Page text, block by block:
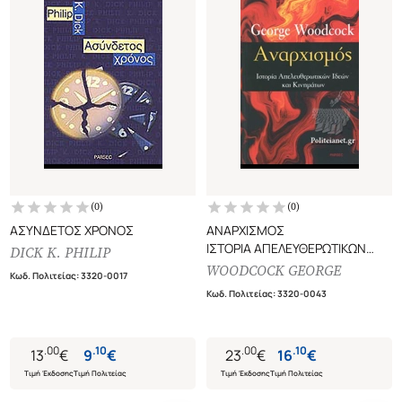
(0)
ΑΣΥΝΔΕΤΟΣ ΧΡΟΝΟΣ
DICK K. PHILIP
Κωδ. Πολιτείας:3320-0017
13.00€
Τιμή Έκδοσης
9.10€
Τιμή Πολιτείας
(0)
ΑΝΑΡΧΙΣΜΟΣ
ΙΣΤΟΡΙΑ ΑΠΕΛΕΥΘΕΡΩΤΙΚΩΝ
ΙΔΕΩΝ ΚΑΙ ΚΙΝΗΜΑΤΩΝ
WOODCOCK GEORGE
Κωδ. Πολιτείας:3320-0043
23.00€
Τιμή Έκδοσης
16.10€
Τιμή Πολιτείας